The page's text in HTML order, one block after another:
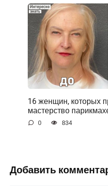
16 женщин, которых
мастерство
0 834
Добавить